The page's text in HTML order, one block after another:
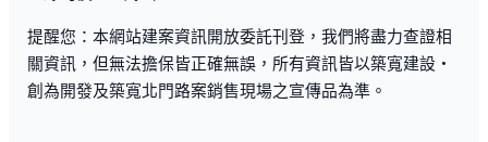
提醒您：本網站建案資訊開放委託刊登，我們將盡力查證相
關資訊，但無法擔保皆正確無誤，所有資訊皆以築寬建設・
創為開發及築寬北門路案銷售現場之宣傳品為準。